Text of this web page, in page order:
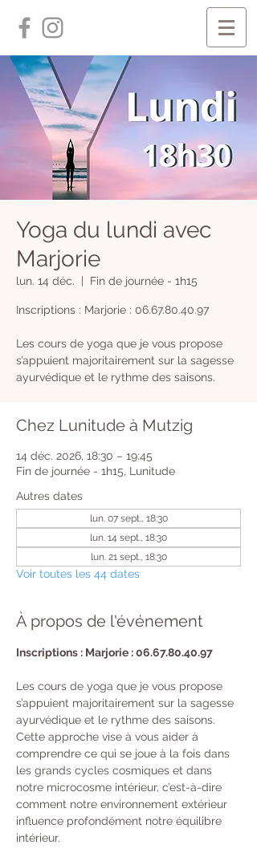
Yoga du lundi avec
Marjorie
lun. 14 déc. Fin de journée - 1h15
Inscriptions : Marjorie : 06.67.80.40.97
Les cours de yoga que je vous propose
s’appuient majoritairement sur la sagesse
ayurvédique et le rythme des saisons.
Chez Lunitude à Mutzig
14 déc. 2026, 18:30 – 19:45
Fin de journée - 1h15, Lunitude
Autres dates
lun. 07 sept., 18:30
lun. 14 sept., 18:30
lun. 21 sept., 18:30
Voir toutes les 44 dates
À propos de l'événement
Inscriptions : Marjorie : 06.67.80.40.97
Les cours de yoga que je vous propose
s’appuient majoritairement sur la sagesse
ayurvédique et le rythme des saisons.
Cette approche vise à vous aider à
comprendre ce qui se joue à la fois dans
les grands cycles cosmiques et dans
notre microcosme intérieur, c’est-à-dire
comment notre environnement extérieur
influence profondément notre équilibre
intérieur.